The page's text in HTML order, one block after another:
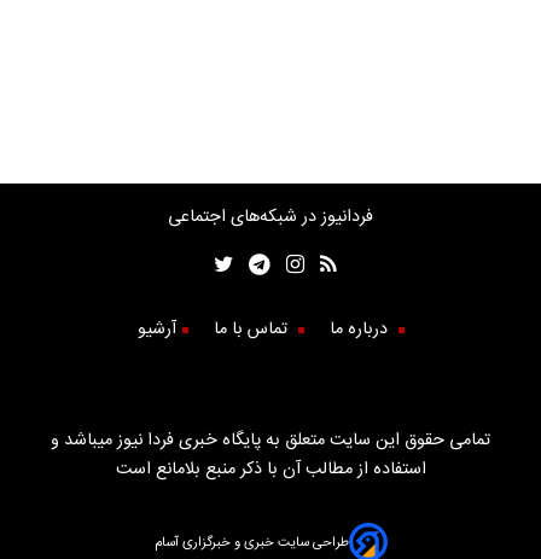
فردانیوز در شبکه‌های اجتماعی
درباره ما تماس با ما آرشیو
تمامی حقوق این سایت متعلق به پایگاه خبری فردا نیوز میباشد و
استفاده از مطالب آن با ذکر منبع بلامانع است
طراحی سایت خبری و خبرگزاری آسام